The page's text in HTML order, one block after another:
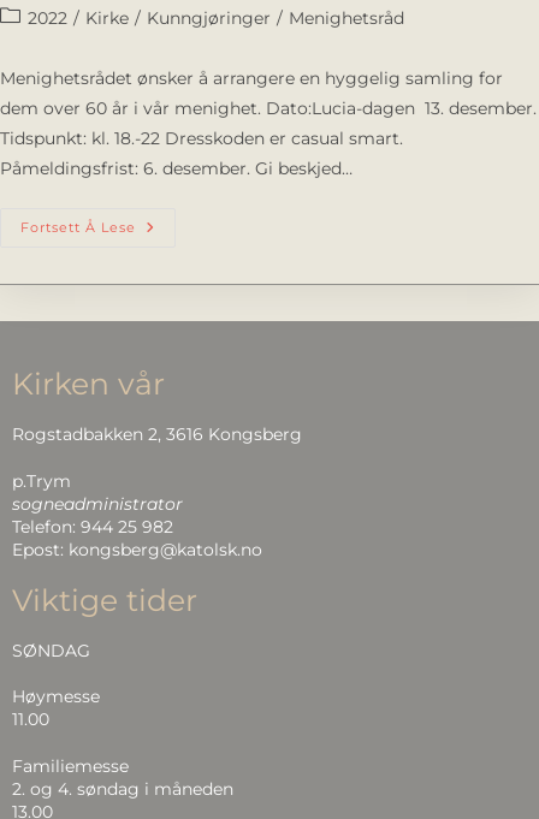
2022 / Kirke / Kunngjøringer / Menighetsråd
Menighetsrådet ønsker å arrangere en hyggelig samling for
dem over 60 år i vår menighet. Dato:Lucia-dagen 13. desember.
Tidspunkt: kl. 18.-22 Dresskoden er casual smart.
Påmeldingsfrist: 6. desember. Gi beskjed…
Fortsett Å Lese
Kirken vår
Rogstadbakken 2, 3616 Kongsberg
p.Trym
sogneadministrator
Telefon: 944 25 982
Epost: kongsberg@katolsk.no
Viktige tider
SØNDAG
Høymesse
11.00
Familiemesse
2. og 4. søndag i måneden
13.00